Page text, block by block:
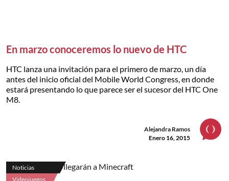
En marzo conoceremos lo nuevo de HTC
HTC lanza una invitación para el primero de marzo, un día
antes del inicio oficial del Mobile World Congress, en donde
estará presentando lo que parece ser el sucesor del HTC One
M8.
Alejandra Ramos
Enero 16, 2015
Noticias
Videojuegos